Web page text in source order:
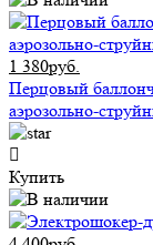
1 380руб.
Перцовый
аэрозольно-
Купить